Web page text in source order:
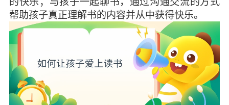
帮助孩子真正理解书的内容并从中获得快乐。